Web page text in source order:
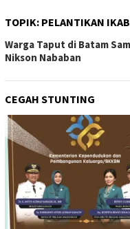
TOPIK: PELANTIKAN
Warga Taput di Batam
Nikson Nababan
CEGAH STUNTING